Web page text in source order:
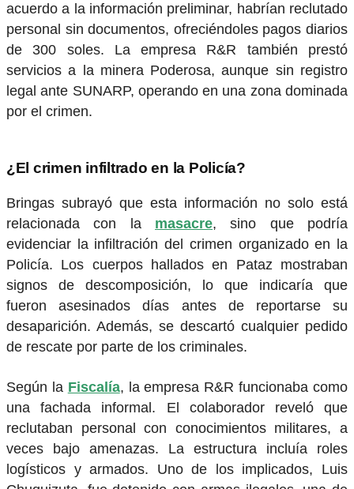
acuerdo a la información preliminar, habrían reclutado
personal sin documentos, ofreciéndoles pagos diarios
de 300 soles. La empresa R&R también prestó
servicios a la minera Poderosa, aunque sin registro
legal ante SUNARP, operando en una zona dominada
por el crimen.
¿El crimen infiltrado en la Policía?
Bringas subrayó que esta información no solo está
relacionada con la masacre, sino que podría
evidenciar la infiltración del crimen organizado en la
Policía. Los cuerpos hallados en Pataz mostraban
signos de descomposición, lo que indicaría que
fueron asesinados días antes de reportarse su
desaparición. Además, se descartó cualquier pedido
de rescate por parte de los criminales.
Según la Fiscalía, la empresa R&R funcionaba como
una fachada informal. El colaborador reveló que
reclutaban personal con conocimientos militares, a
veces bajo amenazas. La estructura incluía roles
logísticos y armados. Uno de los implicados, Luis